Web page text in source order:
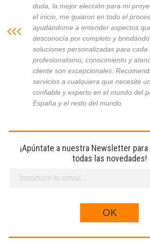
duda, la mejor elección para mi
el inicio, me guiaron en todo el
ayudándome a entender aspectos
desconocía por completo y
soluciones personalizadas para cada
profesionalismo, conocimiento y
cliente son excepcionales.
servicios a cualquiera que necesite
confiable y experto en el mundo del
España y el resto del mundo.
¡Apúntate a nuestra Newsletter
todas las novedades!